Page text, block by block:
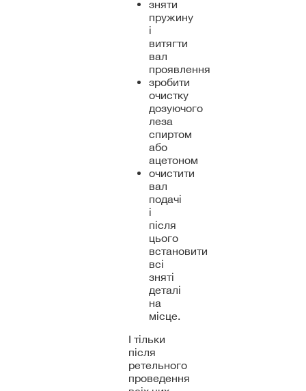
зняти
пружину
і
витягти
вал
проявлення
зробити
очистку
дозуючого
леза
спиртом
або
ацетоном
очистити
вал
подачі
і
після
цього
встановити
всі
зняті
деталі
на
місце.
І тільки
після
ретельного
проведення